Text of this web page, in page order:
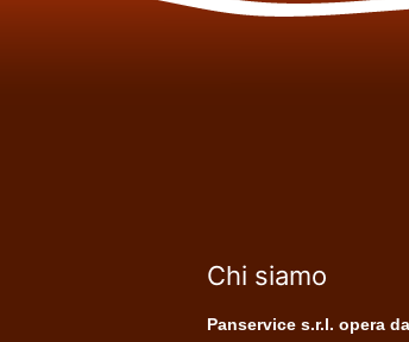
Chi siamo
Panservice s.r.l. opera